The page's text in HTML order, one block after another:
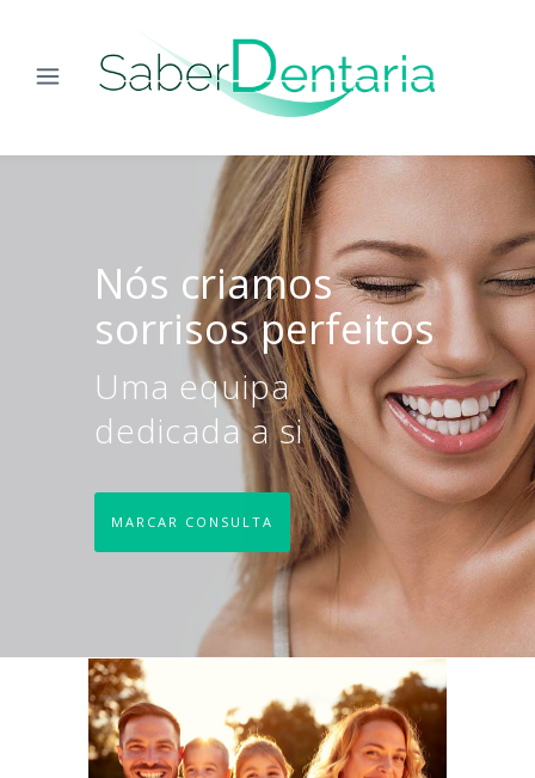
Nós criamos
sorrisos perfeitos
Uma equipa
dedicada a si
MARCAR CONSULTA